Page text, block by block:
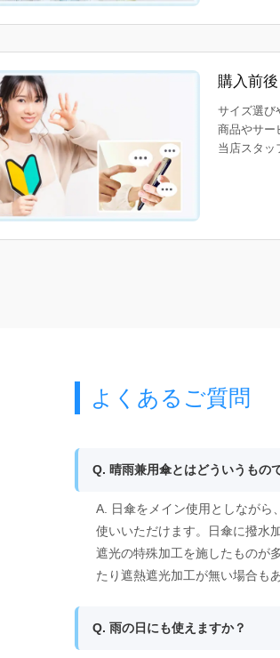
購入前
サイズ選び
商品やサー
当店スタッ
よくあるご質問
Q. 晴雨兼用傘とはどういうもの
A. 日傘をメイン使用としながら
使いいただけます。日傘に撥水
遮光の特殊加工を施したものが
たり遮熱遮光加工が無い場合も
Q. 雨の日にも使えますか？